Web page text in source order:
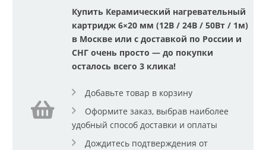
Купить Керамический нагревательный
картридж 6×20 мм (12В / 24В / 50Вт / 1м)
в Москве или с доставкой по России и
СНГ очень просто — до покупки
осталось всего 3 клика!
Добавьте товар в корзину
Оформите заказ, выбрав наиболее
удобный способ доставки и оплаты
Дождитесь подтверждения от